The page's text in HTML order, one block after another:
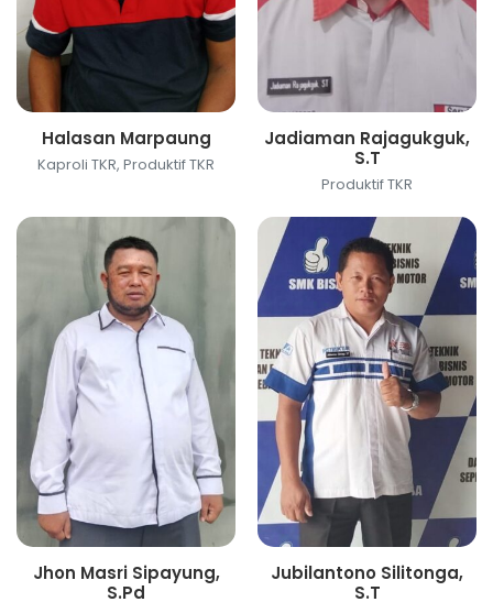
Halasan Marpaung
Kaproli TKR, Produktif TKR
Jadiaman Rajagukguk,
S.T
Produktif TKR
Jhon Masri Sipayung,
S.Pd
Jubilantono Silitonga,
S.T